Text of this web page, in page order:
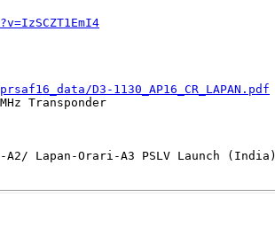
D3-1130_AP16_CR_LAPAN.pdf
Transponder
Lapan-Orari-A3 PSLV Launch (India)